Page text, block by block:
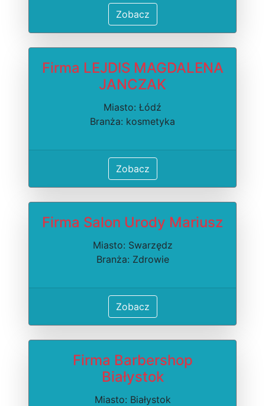
Zobacz
Firma LEJDIS MAGDALENA
JANCZAK
Miasto: Łódź
Branża: kosmetyka
Zobacz
Firma Salon Urody Mariusz
Miasto: Swarzędz
Branża: Zdrowie
Zobacz
Firma Barbershop
Białystok
Miasto: Białystok